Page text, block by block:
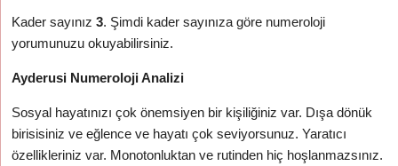
Kader sayınız3. Şimdi kader sayınıza göre numeroloji
yorumunuzu okuyabilirsiniz.
Ayderusi Numeroloji Analizi
Sosyal hayatınızı çok önemsiyen bir kişiliğiniz var. Dışa dönük
birisisiniz ve eğlence ve hayatı çok seviyorsunuz. Yaratıcı
özellikleriniz var. Monotonluktan ve rutinden hiç hoşlanmazsınız.